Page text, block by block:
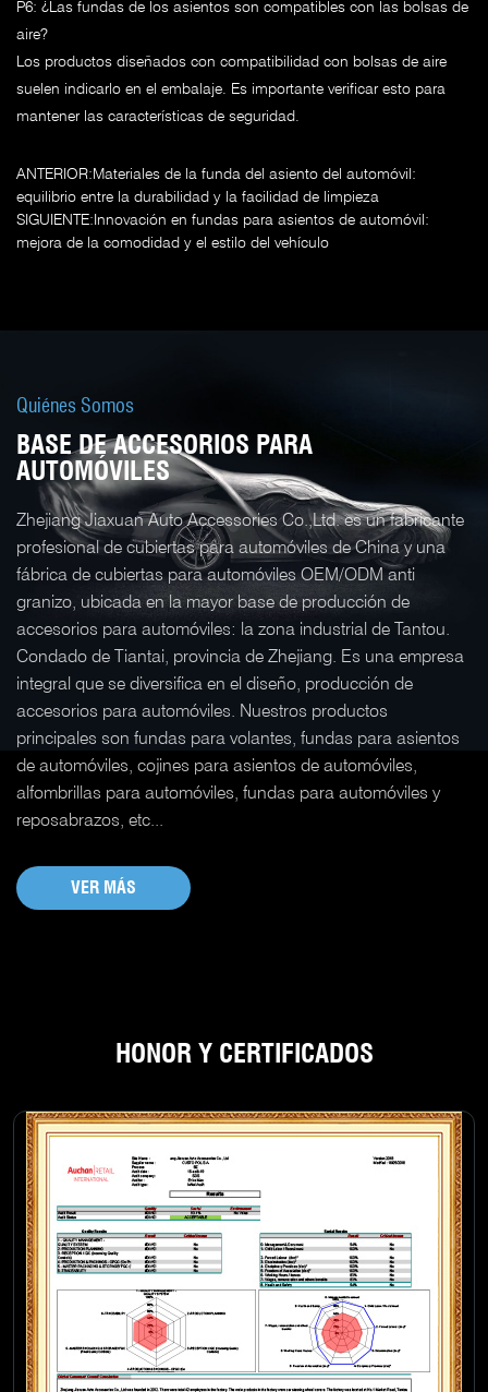
P6: ¿Las fundas de los asientos son compatibles con las bolsas de
aire?
Los productos diseñados con compatibilidad con bolsas de aire
suelen indicarlo en el embalaje. Es importante verificar esto para
mantener las características de seguridad.
ANTERIOR:Materiales de la funda del asiento del automóvil:
equilibrio entre la durabilidad y la facilidad de limpieza
SIGUIENTE:Innovación en fundas para asientos de automóvil:
mejora de la comodidad y el estilo del vehículo
Quiénes Somos
BASE DE ACCESORIOS PARA
AUTOMÓVILES
Zhejiang Jiaxuan Auto Accessories Co.,Ltd. es un fabricante
profesional de cubiertas para automóviles de China y una
fábrica de cubiertas para automóviles OEM/ODM anti
granizo, ubicada en la mayor base de producción de
accesorios para automóviles: la zona industrial de Tantou.
Condado de Tiantai, provincia de Zhejiang. Es una empresa
integral que se diversifica en el diseño, producción de
accesorios para automóviles. Nuestros productos
principales son fundas para volantes, fundas para asientos
de automóviles, cojines para asientos de automóviles,
alfombrillas para automóviles, fundas para automóviles y
reposabrazos, etc...
VER MÁS
HONOR Y CERTIFICADOS